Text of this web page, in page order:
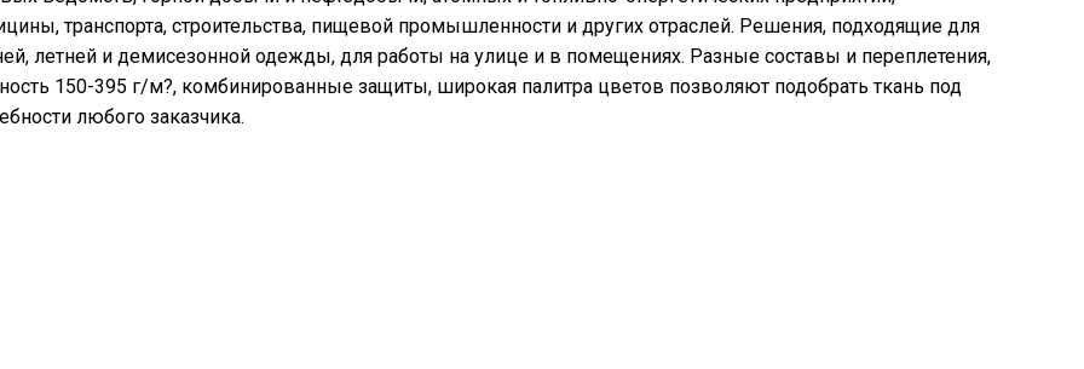
транспорта, строительства, пищевой промышленности и других отраслей. Решения, подходящие для
летней и демисезонной одежды, для работы на улице и в помещениях. Разные составы и переплетения,
150-395 г/м?, комбинированные защиты, широкая палитра цветов позволяют подобрать ткань под
любого заказчика.